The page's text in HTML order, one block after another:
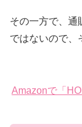
その一方で、通
ではないので、
Amazonで「